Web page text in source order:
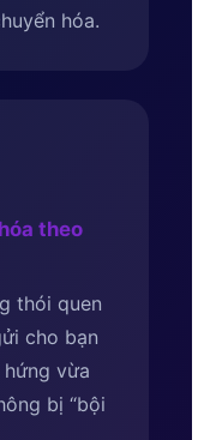
hóa.
theo
thói quen
cho bạn
vừa
bị “bội